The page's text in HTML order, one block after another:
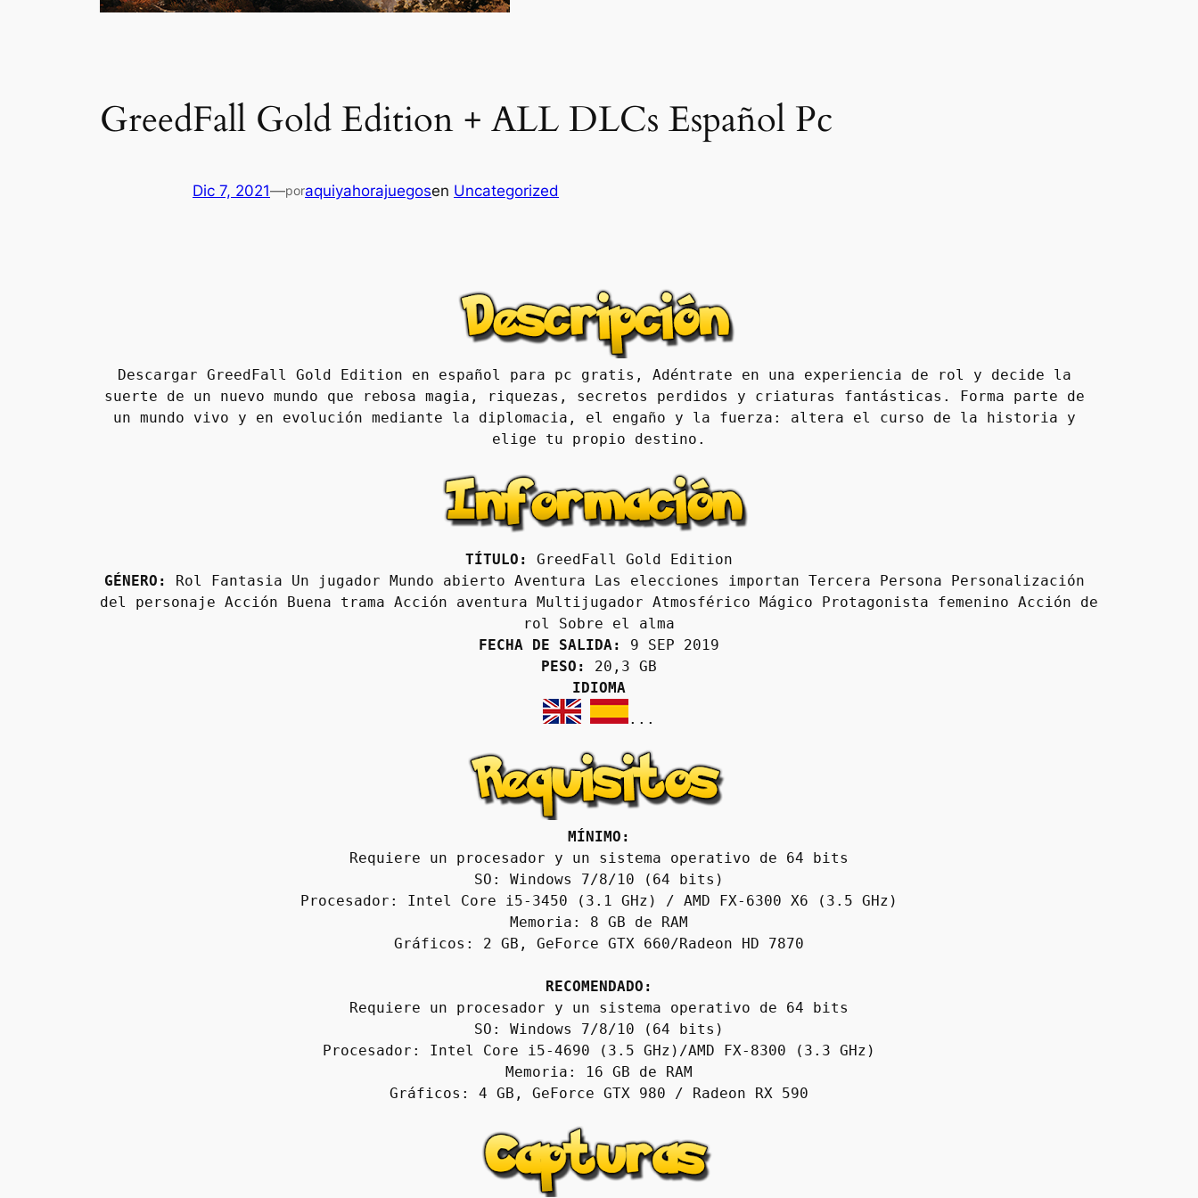
GreedFall Gold Edition + ALL DLCs Español Pc
Dic 7, 2021—poraquiyahorajuegosen Uncategorized
Descargar GreedFall Gold Edition en español para pc gratis, Adéntrate en una experiencia de rol y decide la
suerte de un nuevo mundo que rebosa magia, riquezas, secretos perdidos y criaturas fantásticas. Forma parte de
un mundo vivo y en evolución mediante la diplomacia, el engaño y la fuerza: altera el curso de la historia y
elige tu propio destino.
TÍTULO:
GreedFall Gold Edition
GÉNERO:
Rol Fantasia Un jugador Mundo abierto Aventura Las elecciones importan Tercera Persona Personalización
del personaje Acción Buena trama Acción aventura Multijugador Atmosférico Mágico Protagonista femenino Acción de
rol Sobre el alma
FECHA DE SALIDA:
9 SEP 2019
PESO:
20,3 GB
IDIOMA
...
MÍNIMO:
Requiere un procesador y un sistema operativo de 64 bits
SO: Windows 7/8/10 (64 bits)
Procesador: Intel Core i5-3450 (3.1 GHz) / AMD FX-6300 X6 (3.5 GHz)
Memoria: 8 GB de RAM
Gráficos: 2 GB, GeForce GTX 660/Radeon HD 7870
RECOMENDADO:
Requiere un procesador y un sistema operativo de 64 bits
SO: Windows 7/8/10 (64 bits)
Procesador: Intel Core i5-4690 (3.5 GHz)/AMD FX-8300 (3.3 GHz)
Memoria: 16 GB de RAM
Gráficos: 4 GB, GeForce GTX 980 / Radeon RX 590